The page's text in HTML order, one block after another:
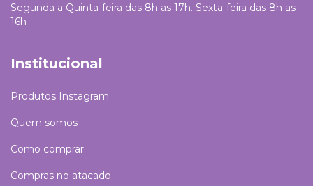
Segunda a Quinta-feira das 8h as 17h. Sexta-feira das 8h as
16h
Institucional
Produtos Instagram
Quem somos
Como comprar
Compras no atacado